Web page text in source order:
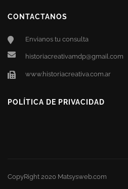
CONTACTANOS
Envianos tu consulta
historiacreativamdp@gmail.com
www.historiacreativa.com.ar
POLÍTICA DE PRIVACIDAD
CopyRight 2020 Matsysweb.com